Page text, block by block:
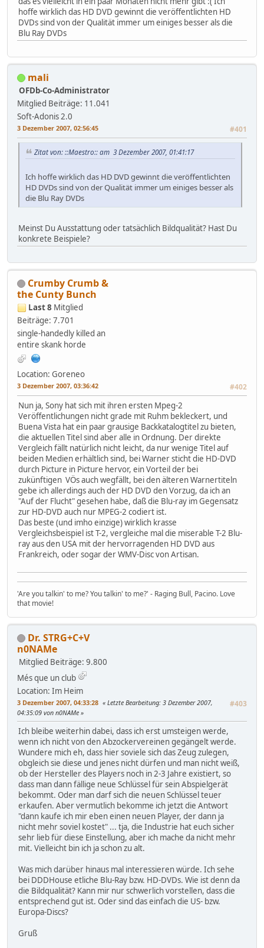
hoffe wirklich das HD DVD gewinnt die veröffentlichten HD
DVDs sind von der Qualität immer um einiges besser als die
Blu Ray DVDs
mali
OFDb-Co-Administrator
Mitglied Beiträge: 11.041
Soft-Adonis 2.0
3 Dezember 2007, 02:56:45 #401
Zitat von: ::Maestro:: am 3 Dezember 2007, 01:41:17
Ich hoffe wirklich das HD DVD gewinnt die veröffentlichten
HD DVDs sind von der Qualität immer um einiges besser als
die Blu Ray DVDs
Meinst Du Ausstattung oder tatsächlich Bildqualität? Hast Du
konkrete Beispiele?
Crumby Crumb &
the Cunty Bunch
Last 8 Mitglied
Beiträge: 7.701
single-handedly killed an
entire skank horde
Location: Goreneo
3 Dezember 2007, 03:36:42 #402
Nun ja, Sony hat sich mit ihren ersten Mpeg-2
Veröffentlichungen nicht grade mit Ruhm bekleckert, und
Buena Vista hat ein paar grausige Backkatalogtitel zu bieten,
die aktuellen Titel sind aber alle in Ordnung. Der direkte
Vergleich fällt natürlich nicht leicht, da nur wenige Titel auf
beiden Medien erhältlich sind, bei Warner sticht die HD-DVD
durch Picture in Picture hervor, ein Vorteil der bei
zukünftigen VÖs auch wegfällt, bei den älteren Warnertiteln
gebe ich allerdings auch der HD DVD den Vorzug, da ich an
"Auf der Flucht" gesehen habe, daß die Blu-ray im Gegensatz
zur HD-DVD auch nur MPEG-2 codiert ist.
Das beste (und imho einzige) wirklich krasse
Vergleichsbeispiel ist T-2, vergleiche mal die miserable T-2 Blu-
ray aus den USA mit der hervorragenden HD DVD aus
Frankreich, oder sogar der WMV-Disc von Artisan.
'Are you talkin' to me? You talkin' to me?' - Raging Bull, Pacino. Love
that movie!
Dr. STRG+C+V
n0NAMe
Mitglied Beiträge: 9.800
Més que un club
Location: Im Heim
3 Dezember 2007, 04:33:28 #403
Letzte Bearbeitung: 3 Dezember 2007,
04:35:09 von n0NAMe
Ich bleibe weiterhin dabei, dass ich erst umsteigen werde,
wenn ich nicht von den Abzockervereinen gegängelt werde.
Wundere mich eh, dass hier soviele sich das Zeug zulegen,
obgleich sie diese und jenes nicht dürfen und man nicht weiß,
ob der Hersteller des Players noch in 2-3 Jahre existiert, so
dass man dann fällige neue Schlüssel für sein Abspielgerät
bekommt. Oder man darf sich die neuen Schlüssel teuer
erkaufen. Aber vermutlich bekomme ich jetzt die Antwort
"dann kaufe ich mir eben einen neuen Player, der dann ja
nicht mehr soviel kostet" ... tja, die Industrie hat euch sicher
sehr lieb für diese Einstellung, aber ich mache da nicht mehr
mit. Vielleicht bin ich ja schon zu alt.
Was mich darüber hinaus mal interessieren würde. Ich sehe
bei DDDHouse etliche Blu-Ray bzw. HD-DVDs. Wie ist denn da
die Bildqualität? Kann mir nur schwerlich vorstellen, dass die
entsprechend gut ist. Oder sind das einfach die US- bzw.
Europa-Discs?
Gruß